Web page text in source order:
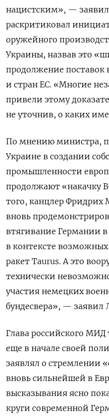
нацистским», —
раскритиковал
оружейного
Украины, назвав это
продолжение
и стран ЕС. «Многие
привели этому
не уточнив, о каких
По мнению министра,
Украине в создании
промышленности
продолжают «накачку
того, канцлер Фридрих
вновь
втягивание Германии
в контексте
ракет Taurus. А это
технически
участия немецких
бундесвера», — заявил
Глава российского
еще в начале своей
заявлял о стремлении
вновь сильнейшей в
высказывания ясно
круги современной